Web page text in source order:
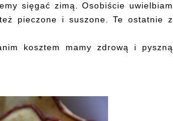
sięgać zimą. Osobiście uwielbiam
pieczone i suszone. Te ostatnie z
kosztem mamy zdrową i pyszną